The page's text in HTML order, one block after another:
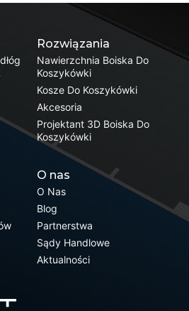
Rozwiązania
Nawierzchnia Boiska Do
Koszykówki
Kosze Do Koszykówki
Akcesoria
Projektant 3D Boiska Do
Koszykówki
O nas
O Nas
Blog
Partnerstwa
Sądy Handlowe
Aktualności